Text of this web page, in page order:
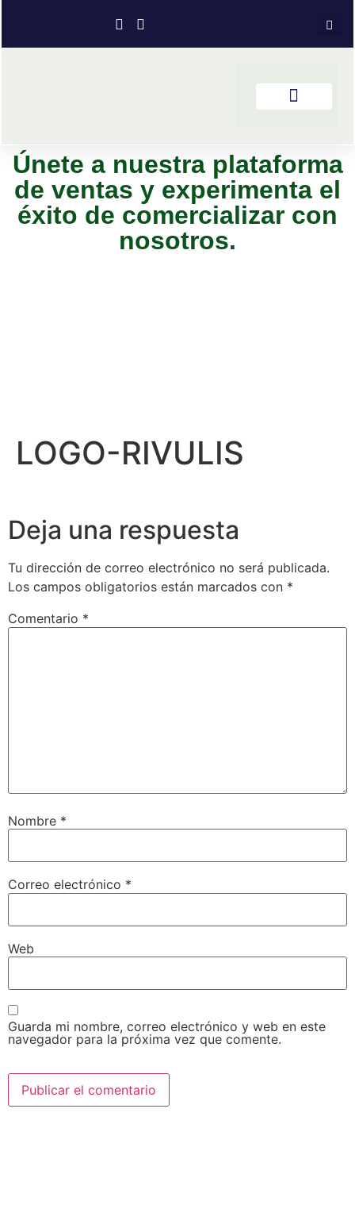
Únete a nuestra plataforma
de ventas y experimenta el
éxito de comercializar con
nosotros.
LOGO-RIVULIS
Deja una respuesta
Tu dirección de correo electrónico no será publicada.
Los campos obligatorios están marcados con *
Comentario *
Nombre *
Correo electrónico *
Web
Guarda mi nombre, correo electrónico y web en este
navegador para la próxima vez que comente.